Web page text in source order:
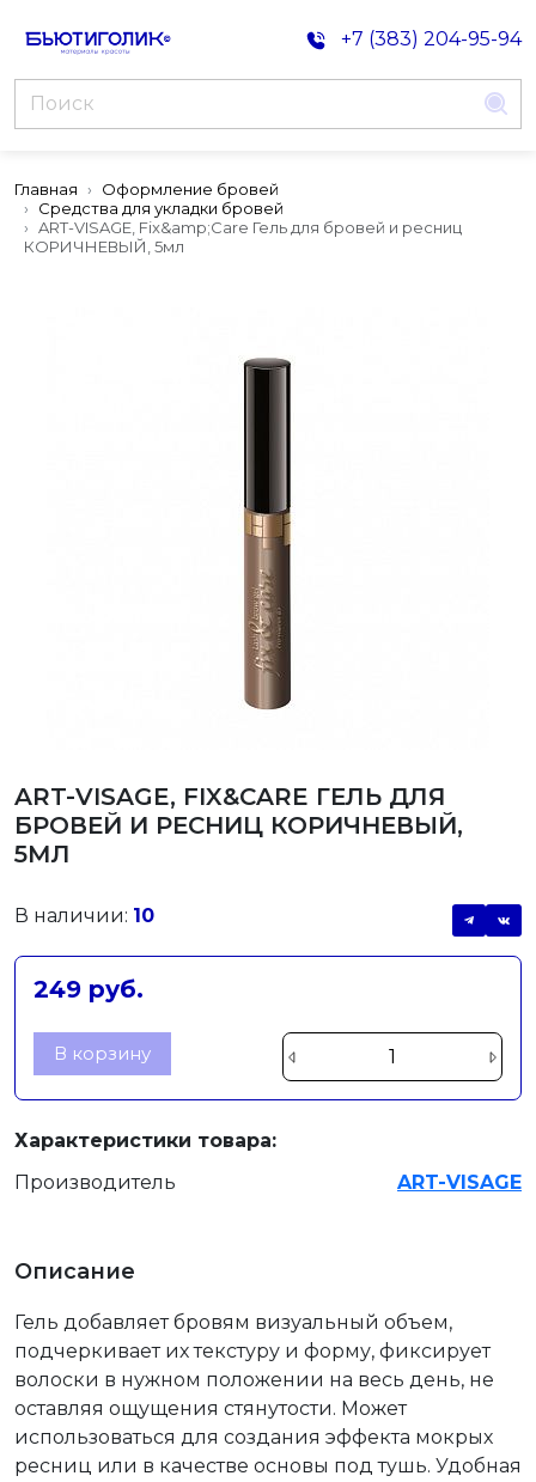
+7 (383) 204-95-94
Главная
Оформление бровей
Средства для укладки бровей
ART-VISAGE, Fix&amp;Care Гель для бровей и ресниц
КОРИЧНЕВЫЙ, 5мл
ART-VISAGE, FIX&CARE ГЕЛЬ ДЛЯ
БРОВЕЙ И РЕСНИЦ КОРИЧНЕВЫЙ,
5МЛ
В наличии: 10
249 руб.
В корзину
Характеристики товара:
Производитель
ART-VISAGE
Описание
Гель добавляет бровям визуальный объем,
подчеркивает их текстуру и форму, фиксирует
волоски в нужном положении на весь день, не
оставляя ощущения стянутости. Может
использоваться для создания эффекта мокрых
ресниц или в качестве основы под тушь. Удобная